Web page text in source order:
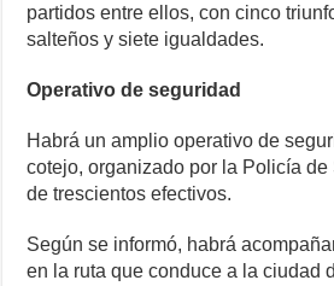
partidos entre ellos, con cinco
salteños y siete igualdades.
Operativo de seguridad
Habrá un amplio operativo de
cotejo, organizado por la Policía
de trescientos efectivos.
Según se informó, habrá
en la ruta que conduce a la ciudad